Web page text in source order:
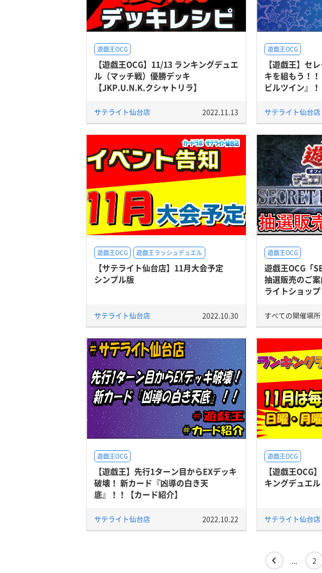
遊戯王OCG
【遊戯王OCG】11/13 ランキングデュエ
ル（マッチ戦）優勝デッキ
【JKP.U.N.K.クシャトリラ】
サテライト仙台店 2022.11.13
遊戯王OCG
【遊戯王】セ
キを組もう！
ビルツイン』！
サテライト仙台店
遊戯王OCG 遊戯王ラッシュデュエル
【サテライト仙台店】11月大会予定
シンプル版
サテライト仙台店 2022.10.30
遊戯王OCG
遊戯王OCG「
抽選販売のご
ライトショップ
すべての開催場所
遊戯王OCG
【遊戯王】先行1ターン目からEXデッキ
破壊！ 新カード『凶導の白き天
底』！！【カード紹介】
サテライト仙台店 2022.10.22
遊戯王OCG
【遊戯王OCG
キングデュエ
サテライト仙台店
... 2